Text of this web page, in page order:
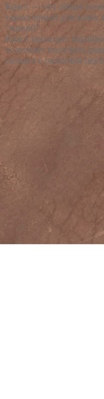
Краст — это общее
характерный для кожи,
"живой".
Краст проходит
позволяет получить
сильного различия